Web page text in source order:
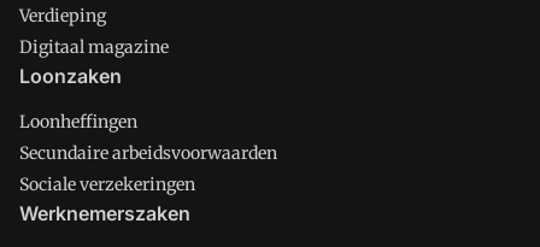
Verdieping
Digitaal magazine
Loonzaken
Loonheffingen
Secundaire arbeidsvoorwaarden
Sociale verzekeringen
Werknemerszaken